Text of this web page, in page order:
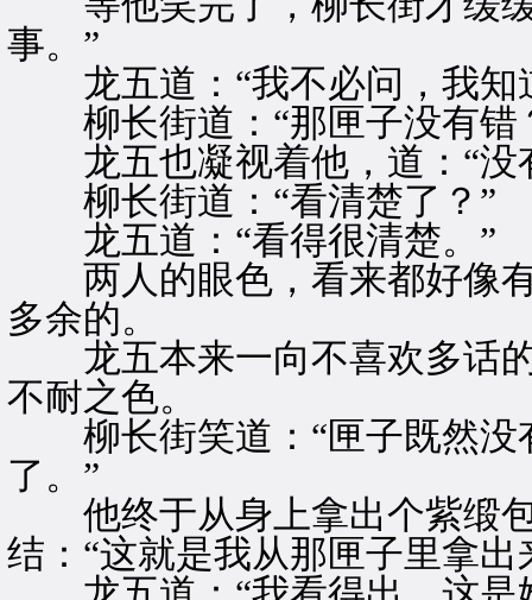
事。”
龙五道：“我不必问，我知
柳长街道：“那匣子没有错
龙五也凝视着他，道：“没
柳长街道：“看清楚了？”
龙五道：“看得很清楚。”
两人的眼色，看来都好像有
多余的。
龙五本来一向不喜欢多话的
不耐之色。
柳长街笑道：“匣子既然没
了。”
他终于从身上拿出个紫缎包
结：“这就是我从那匣子里拿